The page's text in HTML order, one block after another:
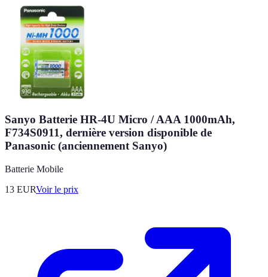
Sanyo Batterie HR-4U Micro / AAA 1000mAh,
F734S0911, dernière version disponible de
Panasonic (anciennement Sanyo)
Batterie Mobile
13 EURVoir le prix